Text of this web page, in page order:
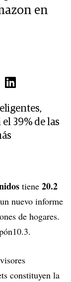
en
39% de las
tiene 20.2
nuevo informe
de hogares.
constituyen la